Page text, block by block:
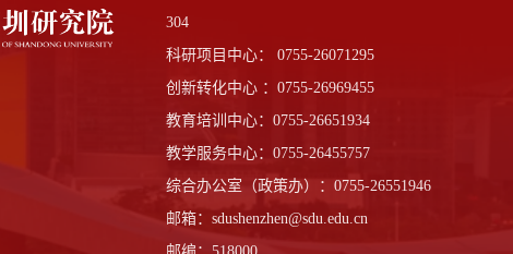
304
科研项目中心： 0755-26071295
创新转化中心 ：0755-26969455
教育培训中心：0755-26651934
教学服务中心：0755-26455757
综合办公室（政策办）：0755-26551946
邮箱：sdushenzhen@sdu.edu.cn